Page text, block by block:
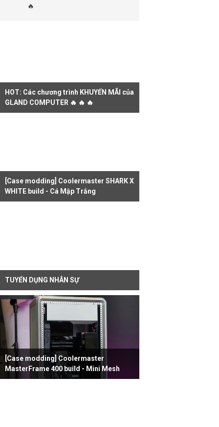
🔥
HOT: Các chương trình KHUYẾN MÃI của
GLAND COMPUTER 🔥 🔥 🔥
[Case modding] Coolermaster SHARK X
WHITE build - Cá Mập Trắng
TUYỂN DỤNG NHÂN SỰ
[Case modding] Coolermaster
MasterFrame 400 build - Mini Mesh